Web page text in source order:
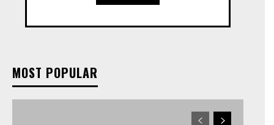
MOST POPULAR